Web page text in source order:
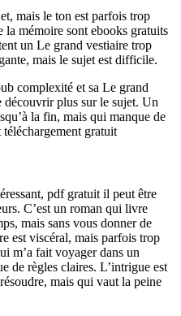
mais le ton est parfois trop
la mémoire sont ebooks gratuits
un Le grand vestiaire trop
mais le sujet est difficile.
complexité et sa Le grand
découvrir plus sur le sujet. Un
la fin, mais qui manque de
gratuit
pdf gratuit il peut être
C’est un roman qui livre
mais sans vous donner de
est viscéral, mais parfois trop
m’a fait voyager dans un
de règles claires. L’intrigue est
mais qui vaut la peine